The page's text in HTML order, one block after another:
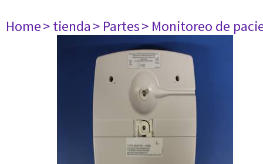
Home> tienda> Partes> Monitoreo de